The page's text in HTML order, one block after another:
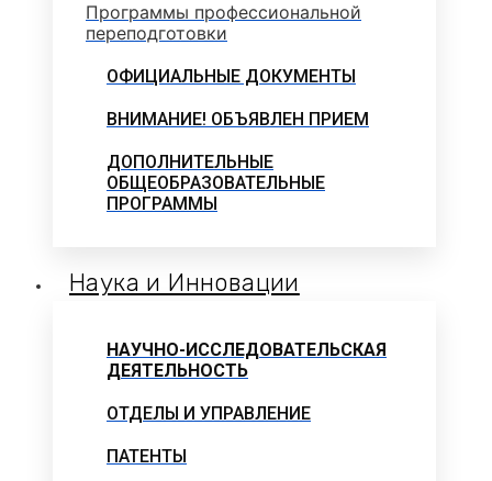
Программы профессиональной
переподготовки
ОФИЦИАЛЬНЫЕ ДОКУМЕНТЫ
ВНИМАНИЕ! ОБЪЯВЛЕН ПРИЕМ
ДОПОЛНИТЕЛЬНЫЕ
ОБЩЕОБРАЗОВАТЕЛЬНЫЕ
ПРОГРАММЫ
Наука и Инновации
НАУЧНО-ИССЛЕДОВАТЕЛЬСКАЯ
ДЕЯТЕЛЬНОСТЬ
ОТДЕЛЫ И УПРАВЛЕНИЕ
ПАТЕНТЫ